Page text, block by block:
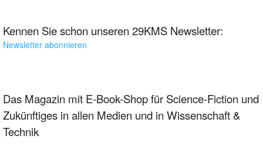
Kennen Sie schon unseren 29KMS Newsletter:
Newsletter abonnieren
Das Magazin mit E-Book-Shop für Science-Fiction und
Zukünftiges in allen Medien und in Wissenschaft &
Technik